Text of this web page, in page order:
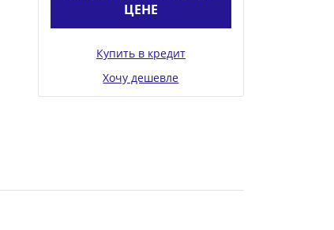
ЦЕНЕ
Купить в кредит
Хочу дешевле